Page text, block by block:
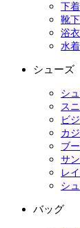
下
靴
浴
水
シューズ
シ
ス
ビ
カ
ブ
サ
レ
シ
バッグ